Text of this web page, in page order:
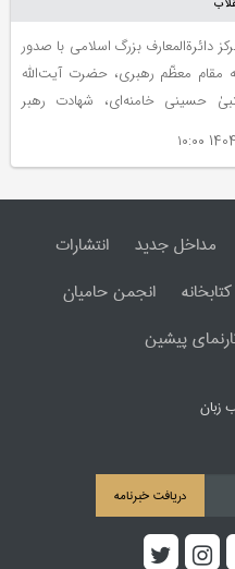
دائرة‌المعارف بزرگ اسلامی‌ با صدور
مقام معظّم رهبری، حضرت آیت‌الله
حسینی خامنه‌ای، شهادت رهبر
مداخل جدید
انتشارات
انجمن حامیان
پیشین
زبان
دریافت خبرنامه